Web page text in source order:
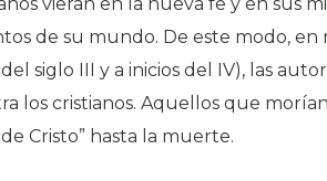
de su mundo. De este modo,
siglo III y a inicios del IV), las
los cristianos. Aquellos que
Cristo” hasta la muerte.